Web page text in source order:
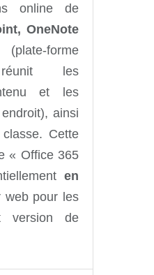
online de
OneNote
(plate-forme
les
et les
ainsi
Cette
« Office 365
en
web pour les
version de